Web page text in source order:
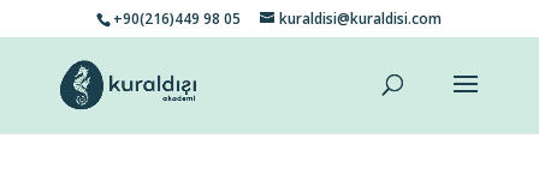
+90(216)449 98 05 kuraldisi@kuraldisi.com